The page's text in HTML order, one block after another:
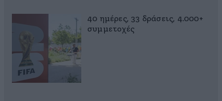
40 ημέρες, 33 δράσεις, 4.000+
συμμετοχές